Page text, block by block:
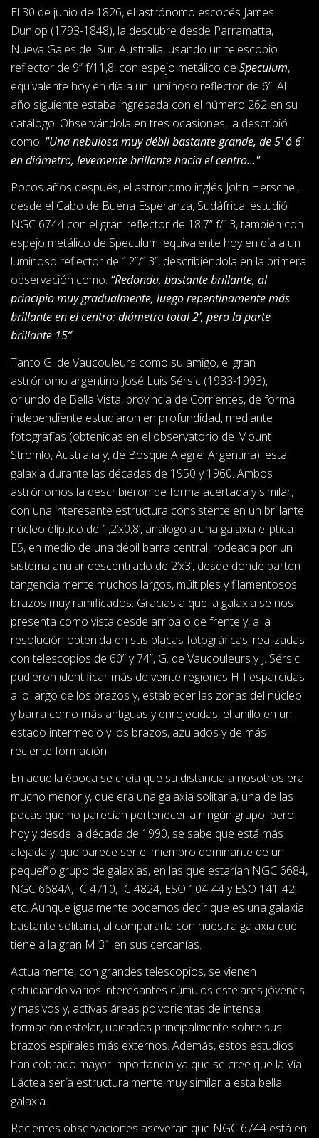
El 30 de junio de 1826, el astrónomo escocés James
Dunlop (1793-1848), la descubre desde Parramatta,
Nueva Gales del Sur, Australia, usando un telescopio
reflector de 9” f/11,8, con espejo metálico de Speculum,
equivalente hoy en día a un luminoso reflector de 6”. Al
año siguiente estaba ingresada con el número 262 en su
catálogo. Observándola en tres ocasiones, la describió
como: "Una nebulosa muy débil bastante grande, de 5' ó 6'
en diámetro, levemente brillante hacia el centro...".
Pocos años después, el astrónomo inglés John Herschel,
desde el Cabo de Buena Esperanza, Sudáfrica, estudió
NGC 6744 con el gran reflector de 18,7” f/13, también con
espejo metálico de Speculum, equivalente hoy en día a un
luminoso reflector de 12”/13”, describiéndola en la primera
observación como: “Redonda, bastante brillante, al
principio muy gradualmente, luego repentinamente más
brillante en el centro; diámetro total 2’, pero la parte
brillante 15”.
Tanto G. de Vaucouleurs como su amigo, el gran
astrónomo argentino José Luis Sérsic (1933-1993),
oriundo de Bella Vista, provincia de Corrientes, de forma
independiente estudiaron en profundidad, mediante
fotografías (obtenidas en el observatorio de Mount
Stromlo, Australia y, de Bosque Alegre, Argentina), esta
galaxia durante las décadas de 1950 y 1960. Ambos
astrónomos la describieron de forma acertada y similar,
con una interesante estructura consistente en un brillante
núcleo elíptico de 1,2’x0,8’, análogo a una galaxia elíptica
E5, en medio de una débil barra central, rodeada por un
sistema anular descentrado de 2’x3’, desde donde parten
tangencialmente muchos largos, múltiples y filamentosos
brazos muy ramificados. Gracias a que la galaxia se nos
presenta como vista desde arriba o de frente y, a la
resolución obtenida en sus placas fotográficas, realizadas
con telescopios de 60” y 74”, G. de Vaucouleurs y J. Sérsic
pudieron identificar más de veinte regiones HII esparcidas
a lo largo de los brazos y, establecer las zonas del núcleo
y barra como más antiguas y enrojecidas, el anillo en un
estado intermedio y los brazos, azulados y de más
reciente formación.
En aquella época se creía que su distancia a nosotros era
mucho menor y, que era una galaxia solitaria, una de las
pocas que no parecían pertenecer a ningún grupo, pero
hoy y desde la década de 1990, se sabe que está más
alejada y, que parece ser el miembro dominante de un
pequeño grupo de galaxias, en las que estarían NGC 6684,
NGC 6684A, IC 4710, IC 4824, ESO 104-44 y ESO 141-42,
etc. Aunque igualmente podemos decir que es una galaxia
bastante solitaria, al compararla con nuestra galaxia que
tiene a la gran M 31 en sus cercanías.
Actualmente, con grandes telescopios, se vienen
estudiando varios interesantes cúmulos estelares jóvenes
y masivos y, activas áreas polvorientas de intensa
formación estelar, ubicados principalmente sobre sus
brazos espirales más externos. Además, estos estudios
han cobrado mayor importancia ya que se cree que la Vía
Láctea sería estructuralmente muy similar a esta bella
galaxia.
Recientes observaciones aseveran que NGC 6744 está en